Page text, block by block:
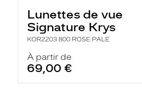
Lunettes de vue
Signature Krys
KOR2203 800 ROSE PALE
À partir de
69,00 €